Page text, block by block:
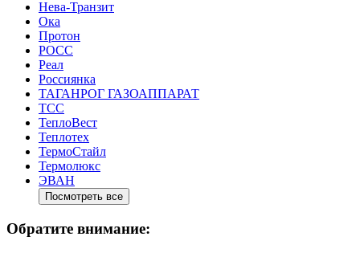
Нева-Транзит
Ока
Протон
РОСС
Реал
Россиянка
ТАГАНРОГ ГАЗОАППАРАТ
ТСС
ТеплоВест
Теплотех
ТермоСтайл
Термолюкс
ЭВАН
Посмотреть все
Обратите внимание: